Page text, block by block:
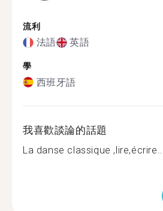
流利
法語 英語
學
西班牙語
我喜歡談論的話題
La danse classique ,lire,écrire...